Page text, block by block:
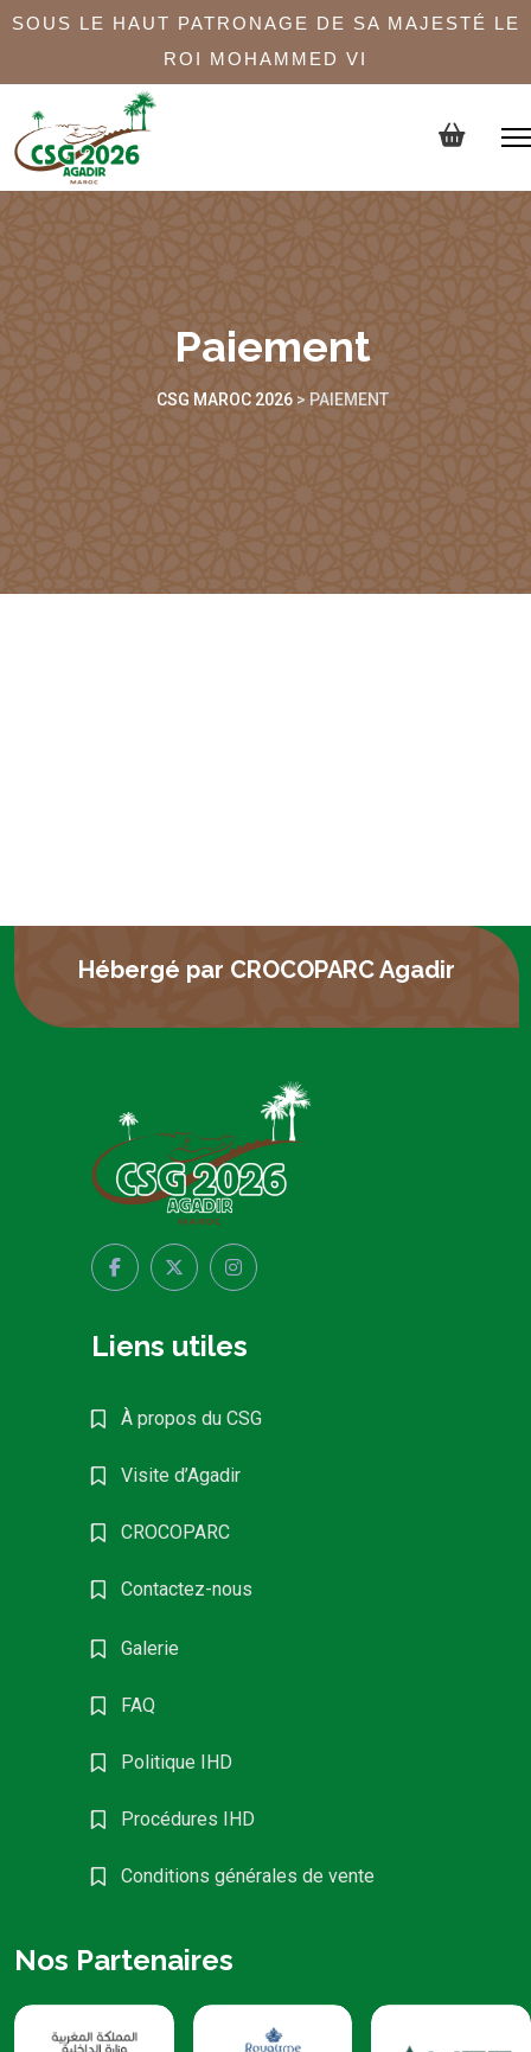
SOUS LE HAUT PATRONAGE DE SA MAJESTÉ LE
ROI MOHAMMED VI
Paiement
CSG MAROC 2026 > PAIEMENT
Hébergé par CROCOPARC Agadir
Liens utiles
À propos du CSG
Visite d’Agadir
CROCOPARC
Contactez-nous
Galerie
FAQ
Politique IHD
Procédures IHD
Conditions générales de vente
Nos Partenaires